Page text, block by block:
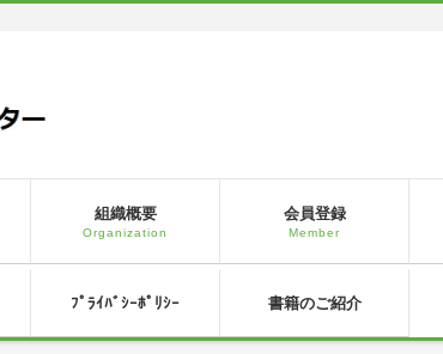
組織概要
Organization
会員登録
Member
ﾌﾟﾗｲﾊﾞｼｰﾎﾟﾘｼｰ 書籍のご紹介